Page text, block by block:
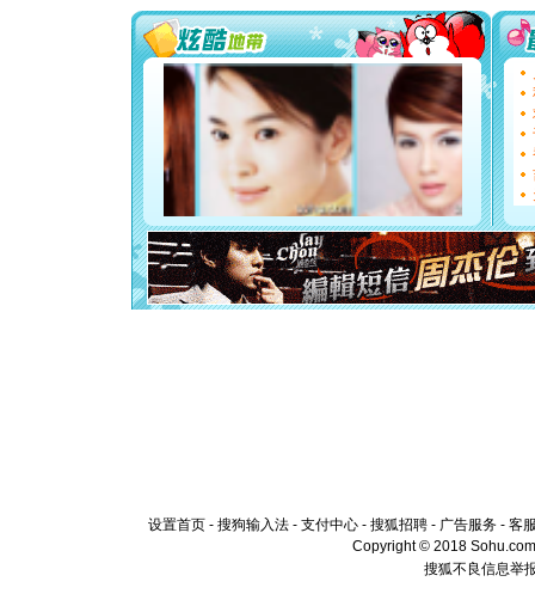
你太多，
要平安
[圣诞节]
能正大
都要快乐
[圣诞节]
如意,快
[元旦]
断电。
你是我
[元旦]如
起；二是
离。水晶
[元旦]当
泣，这痛
设置首页 - 搜狗输入法 - 支付中心 - 搜狐招聘 - 广告服务 - 客
Copyright © 2018
搜狐不良信息举